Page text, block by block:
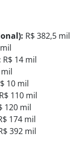
R$ 382,5 mil
R$ 14 mil
mil
10 mil
R$ 110 mil
120 mil
174 mil
392 mil